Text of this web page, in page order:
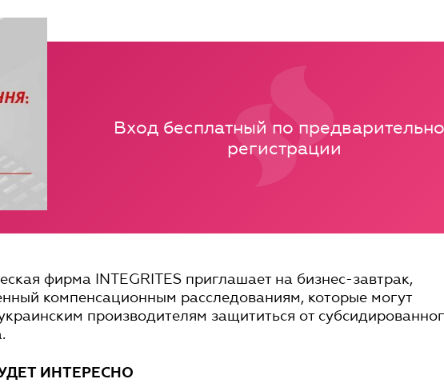
Вход бесплатный по
регистрации
фирма INTEGRITES приглашает на бизнес-завтрак,
компенсационным расследованиям, которые могут
производителям защититься от
ИНТЕРЕСНО